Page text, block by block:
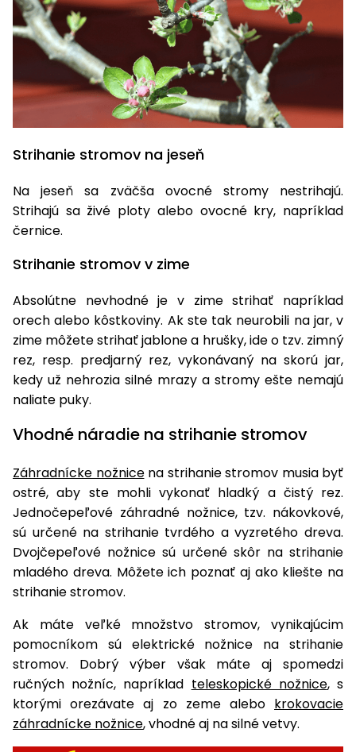
Strihanie stromov na jeseň
Na jeseň sa zväčša ovocné stromy nestrihajú.
Strihajú sa živé ploty alebo ovocné kry, napríklad
černice.
Strihanie stromov v zime
Absolútne nevhodné je v zime strihať napríklad
orech alebo kôstkoviny. Ak ste tak neurobili na jar, v
zime môžete strihať jablone a hrušky, ide o tzv. zimný
rez, resp. predjarný rez, vykonávaný na skorú jar,
kedy už nehrozia silné mrazy a stromy ešte nemajú
naliate puky.
Vhodné náradie na strihanie stromov
Záhradnícke nožnicena strihanie stromov musia byť
ostré, aby ste mohli vykonať hladký a čistý rez.
Jednočepeľové záhradné nožnice, tzv. nákovkové,
sú určené na strihanie tvrdého a vyzretého dreva.
Dvojčepeľové nožnice sú určené skôr na strihanie
mladého dreva. Môžete ich poznať aj ako kliešte na
strihanie stromov.
Ak máte veľké množstvo stromov, vynikajúcim
pomocníkom sú elektrické nožnice na strihanie
stromov. Dobrý výber však máte aj spomedzi
ručných nožníc, napríklad teleskopické nožnice, s
ktorými orezávate aj zo zeme alebo krokovacie
záhradnícke nožnice, vhodné aj na silné vetvy.